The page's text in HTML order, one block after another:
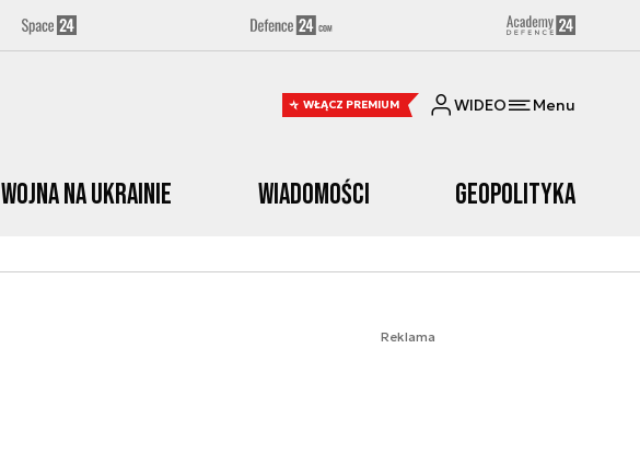
WŁĄCZ PREMIUM WIDEO Menu
Wojna na Ukrainie Wiadomości Geopolityka
Reklama